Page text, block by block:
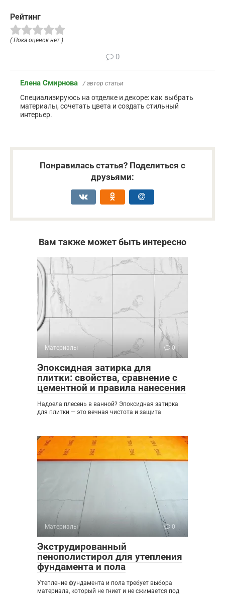
Рейтинг
( Пока оценок нет )
0
Елена Смирнова / автор статьи
Специализируюсь на отделке и декоре: как выбрать
материалы, сочетать цвета и создать стильный
интерьер.
Понравилась статья? Поделиться с
друзьями:
Вам также может быть интересно
Материалы 0
Эпоксидная затирка для
плитки: свойства, сравнение с
цементной и правила нанесения
Надоела плесень в ванной? Эпоксидная затирка
для плитки — это вечная чистота и защита
Материалы 0
Экструдированный
пенополистирол для утепления
фундамента и пола
Утепление фундамента и пола требует выбора
материала, который не гниет и не сжимается под